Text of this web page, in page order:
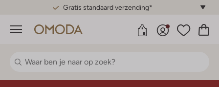
Gratis standaard verzending*
Menu